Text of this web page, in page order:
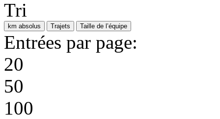
Tri
km absolus Trajets Taille de l’équipe
Entrées par page:
20
50
100